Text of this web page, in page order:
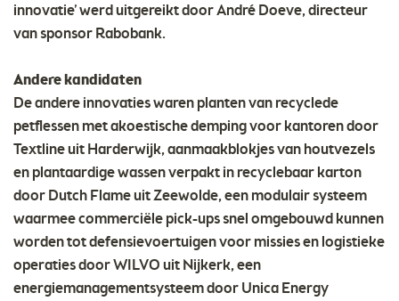
innovatie’ werd uitgereikt door André Doeve, directeur
van sponsor Rabobank.
Andere kandidaten
De andere innovaties waren planten van recyclede
petflessen met akoestische demping voor kantoren door
Textline uit Harderwijk, aanmaakblokjes van houtvezels
en plantaardige wassen verpakt in recyclebaar karton
door Dutch Flame uit Zeewolde, een modulair systeem
waarmee commerciële pick-ups snel omgebouwd kunnen
worden tot defensievoertuigen voor missies en logistieke
operaties door WILVO uit Nijkerk, een
energiemanagementsysteem door Unica Energy